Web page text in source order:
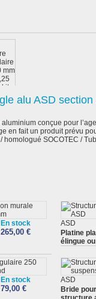
alu ASD
conçue pour
en fait un produit prévu
homologué SOCOTEC /
En stock
265,00 €
ASD
Platine
élingue
En stock
79,00 €
ASD
Bride pour